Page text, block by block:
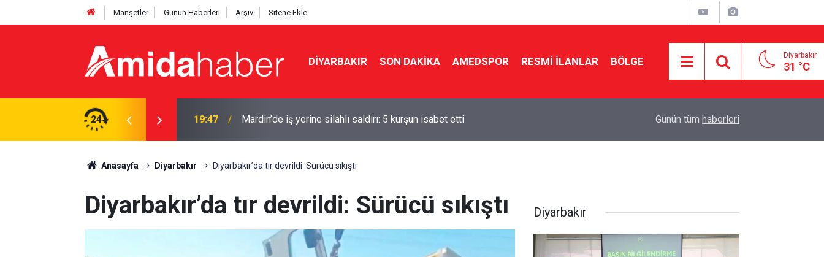
Manşetler Günün Haberleri Arşiv Sitene Ekle
DIYARBAKIR SON DAKIKA AMEDSPOR RESMI İLANLAR BÖLGE Diyarbakır
31 °C
24
5 kurşun isabet etti 18:57 Erdoğan’dan Mekke Anlaşması açıklaması Diyarbakır Valisi Zorluoğlu: Zehir tacirlerinin
Günün tüm haberleri
Anasayfa Diyarbakır Diyarbakır’da tır devrildi: Sürücü sıkıştı
Diyarbakır’da tır devrildi: Sürücü sıkıştı Diyarbakır